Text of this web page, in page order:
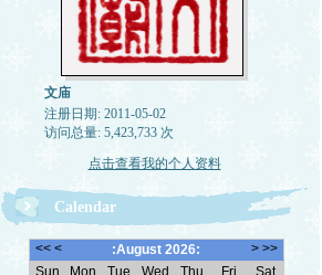
文庙
注册日期: 2011-05-02
访问总量: 5,423,733 次
点击查看我的个人资料
Calendar